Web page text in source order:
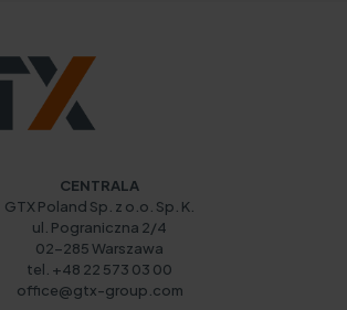
CENTRALA
GTX Poland Sp. z o.o. Sp. K.
ul. Pograniczna 2/4
02-285 Warszawa
tel. +48 22 573 03 00
office@gtx-group.com